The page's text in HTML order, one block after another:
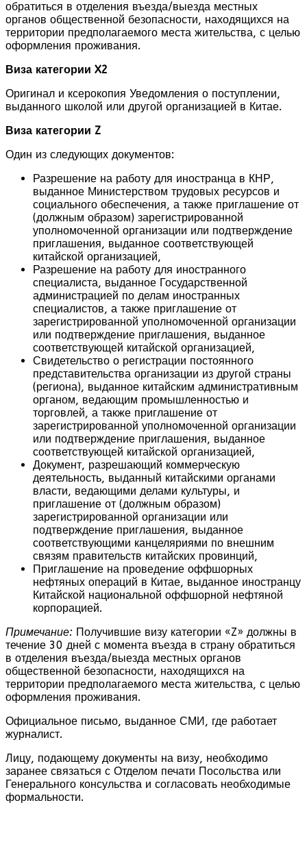
обратиться в отделения въезда/выезда местных
органов общественной безопасности, находящихся на
территории предполагаемого места жительства, с целью
оформления проживания.
Виза категории X2
Оригинал и ксерокопия Уведомления о поступлении,
выданного школой или другой организацией в Китае.
Виза категории Z
Один из следующих документов:
Разрешение на работу для иностранца в КНР,
выданное Министерством трудовых ресурсов и
социального обеспечения, а также приглашение от
(должным образом) зарегистрированной
уполномоченной организации или подтверждение
приглашения, выданное соответствующей
китайской организацией,
Разрешение на работу для иностранного
специалиста, выданное Государственной
администрацией по делам иностранных
специалистов, а также приглашение от
зарегистрированной уполномоченной организации
или подтверждение приглашения, выданное
соответствующей китайской организацией,
Свидетельство о регистрации постоянного
представительства организации из другой страны
(региона), выданное китайским административным
органом, ведающим промышленностью и
торговлей, а также приглашение от
зарегистрированной уполномоченной организации
или подтверждение приглашения, выданное
соответствующей китайской организацией,
Документ, разрешающий коммерческую
деятельность, выданный китайскими органами
власти, ведающими делами культуры, и
приглашение от (должным образом)
зарегистрированной организации или
подтверждение приглашения, выданное
соответствующими канцеляриями по внешним
связям правительств китайских провинций,
Приглашение на проведение оффшорных
нефтяных операций в Китае, выданное иностранцу
Китайской национальной оффшорной нефтяной
корпорацией.
Примечание: Получившие визу категории «Z» должны в
течение 30 дней с момента въезда в страну обратиться
в отделения въезда/выезда местных органов
общественной безопасности, находящихся на
территории предполагаемого места жительства, с целью
оформления проживания.
Официальное письмо, выданное СМИ, где работает
журналист.
Лицу, подающему документы на визу, необходимо
заранее связаться с Отделом печати Посольства или
Генерального консульства и согласовать необходимые
формальности.